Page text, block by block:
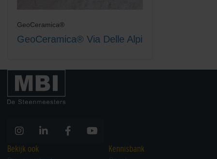
GeoCeramica®
GeoCeramica® Via Delle Alpi
Bekijk ook Kennisbank